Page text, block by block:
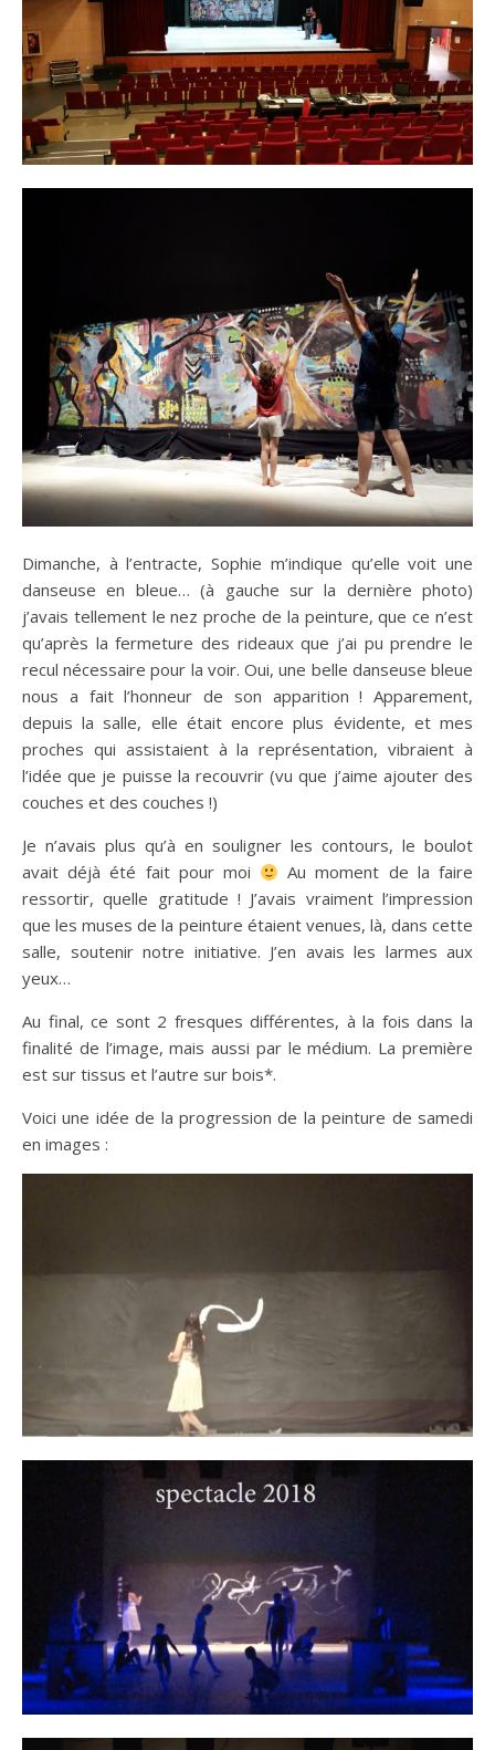
Dimanche, à l’entracte, Sophie m’indique qu’elle voit une
danseuse en bleue… (à gauche sur la dernière photo)
j’avais tellement le nez proche de la peinture, que ce n’est
qu’après la fermeture des rideaux que j’ai pu prendre le
recul nécessaire pour la voir. Oui, une belle danseuse bleue
nous a fait l’honneur de son apparition ! Apparement,
depuis la salle, elle était encore plus évidente, et mes
proches qui assistaient à la représentation, vibraient à
l’idée que je puisse la recouvrir (vu que j’aime ajouter des
couches et des couches !)
Je n’avais plus qu’à en souligner les contours, le boulot
avait déjà été fait pour moi
Au moment de la faire
ressortir, quelle gratitude ! J’avais vraiment l’impression
que les muses de la peinture étaient venues, là, dans cette
salle, soutenir notre initiative. J’en avais les larmes aux
yeux…
Au final, ce sont 2 fresques différentes, à la fois dans la
finalité de l’image, mais aussi par le médium. La première
est sur tissus et l’autre sur bois*.
Voici une idée de la progression de la peinture de samedi
en images :